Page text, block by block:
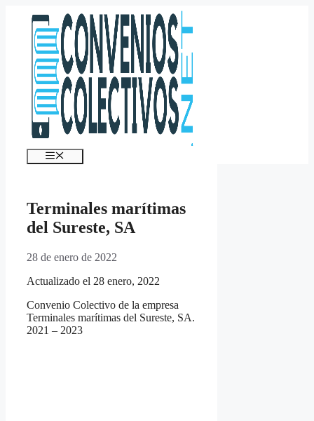
contenido
Menú
Terminales marítimas
del Sureste, SA
28 de enero de 2022
Actualizado el 28 enero, 2022
Convenio Colectivo de la empresa
Terminales marítimas del Sureste, SA.
2021 – 2023